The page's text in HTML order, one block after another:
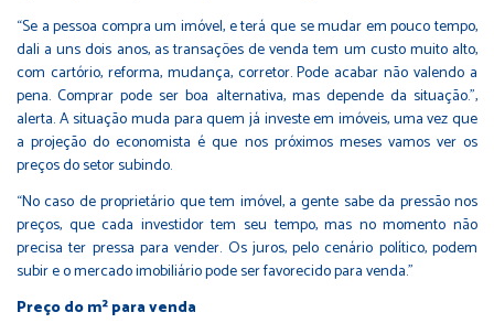
“Se a pessoa compra um imóvel, e terá que se mudar em pouco tempo,
dali a uns dois anos, as transações de venda tem um custo muito alto,
com cartório, reforma, mudança, corretor. Pode acabar não valendo a
pena. Comprar pode ser boa alternativa, mas depende da situação.”,
alerta. A situação muda para quem já investe em imóveis, uma vez que
a projeção do economista é que nos próximos meses vamos ver os
preços do setor subindo.
“No caso de proprietário que tem imóvel, a gente sabe da pressão nos
preços, que cada investidor tem seu tempo, mas no momento não
precisa ter pressa para vender. Os juros, pelo cenário político, podem
subir e o mercado imobiliário pode ser favorecido para venda.”
Preço do m² para venda